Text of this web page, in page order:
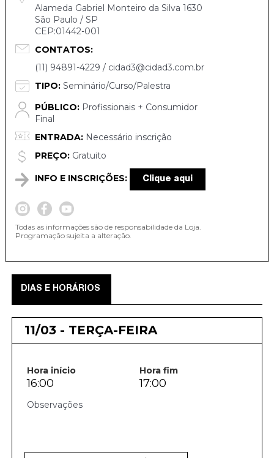
Alameda Gabriel Monteiro da Silva 1630
São Paulo / SP
CEP:01442-001
CONTATOS:
(11) 94891-4229 / cidad3@cidad3.com.br
TIPO:Seminário/Curso/Palestra
PÚBLICO:Profissionais + Consumidor
Final
ENTRADA:Necessário inscrição
PREÇO:Gratuito
INFO E INSCRIÇÕES: Clique aqui
Todas as informações são de responsabilidade da Loja.
Programação sujeita a alteração.
DIAS E HORÁRIOS
11/03 - TERÇA-FEIRA
Hora início Hora fim
16:00 17:00